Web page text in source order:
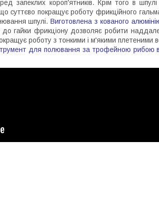
запеклих короп'ятників. Крім того в
суттєво покращує роботу фрикційного
шпулі.Виготовлена з кованого
гайки фрикціону дозволяє робити
роботу з тонкими і м'якими плетеними
для полювання за трофейною рибою